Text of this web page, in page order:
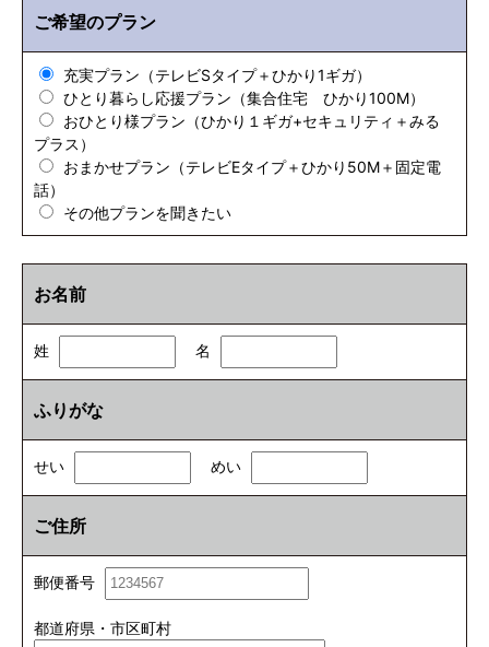
ご希望のプラン
充実プラン（テレビSタイプ＋ひかり1ギガ）
ひとり暮らし応援プラン（集合住宅 ひかり100M）
おひとり様プラン（ひかり１ギガ+セキュリティ＋みる
プラス）
おまかせプラン（テレビEタイプ＋ひかり50M＋固定電
話）
その他プランを聞きたい
お名前
姓 名
ふりがな
せい めい
ご住所
郵便番号
都道府県・市区町村